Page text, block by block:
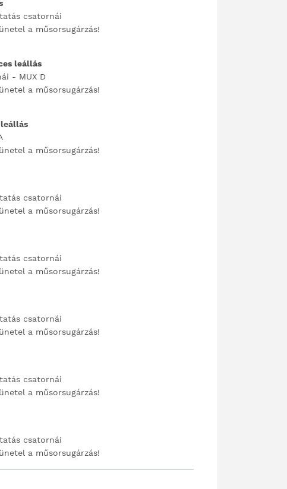
csatornái
a műsorsugárzás!
leállás
- MUX D
a műsorsugárzás!
leállás
a műsorsugárzás!
csatornái
a műsorsugárzás!
csatornái
a műsorsugárzás!
csatornái
a műsorsugárzás!
csatornái
a műsorsugárzás!
csatornái
a műsorsugárzás!